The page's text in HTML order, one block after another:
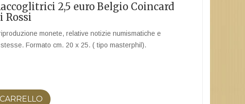
2,5 euro Belgio Coincard
Rossi
monete, relative notizie numismatiche e
Formato cm. 20 x 25. ( tipo masterphil).